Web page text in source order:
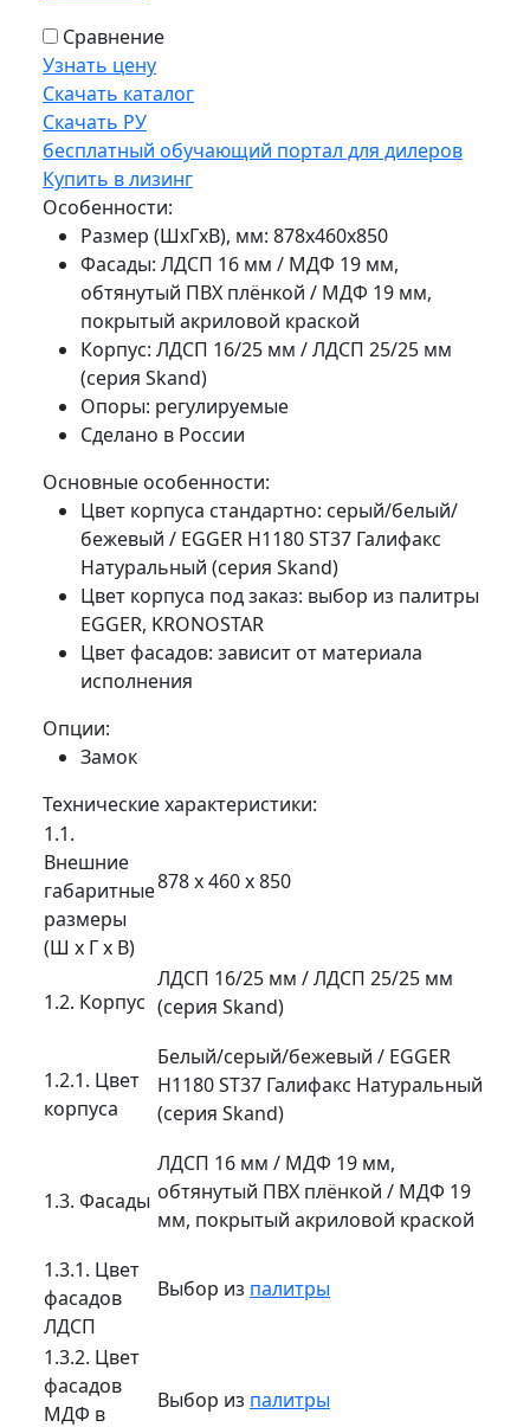
Сравнение
Узнать цену
Скачать каталог
Скачать РУ
бесплатный обучающий портал для дилеров
Купить в лизинг
Особенности:
Размер (ШхГхВ), мм: 878х460х850
Фасады: ЛДСП 16 мм / МДФ 19 мм,
обтянутый ПВХ плёнкой / МДФ 19 мм,
покрытый акриловой краской
Корпус: ЛДСП 16/25 мм / ЛДСП 25/25 мм
(серия Skand)
Опоры: регулируемые
Сделано в России
Основные особенности:
Цвет корпуса стандартно: серый/белый/
бежевый / EGGER H1180 ST37 Галифакс
Натуральный (серия Skand)
Цвет корпуса под заказ: выбор из палитры
EGGER, KRONOSTAR
Цвет фасадов: зависит от материала
исполнения
Опции:
Замок
Технические характеристики:
1.1.
Внешние
габаритные
размеры
(Ш х Г х В)
878 х 460 х 850
1.2. Корпус
ЛДСП 16/25 мм / ЛДСП 25/25 мм
(серия Skand)
1.2.1. Цвет
корпуса
Белый/серый/бежевый / EGGER
H1180 ST37 Галифакс Натуральный
(серия Skand)
1.3. Фасады
ЛДСП 16 мм / МДФ 19 мм,
обтянутый ПВХ плёнкой / МДФ 19
мм, покрытый акриловой краской
1.3.1. Цвет
фасадов
ЛДСП
Выбор из палитры
1.3.2. Цвет
фасадов
МДФ в
Выбор из палитры